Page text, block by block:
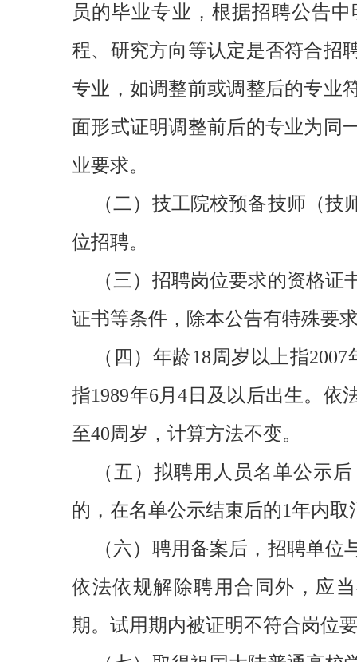
员的毕业专业，根据招聘公告
程、研究方向等认定是否符合招
专业，如调整前或调整后的专业
面形式证明调整前后的专业为同
业要求。
（二）技工院校预备技师（
位招聘。
（三）招聘岗位要求的资格
证书等条件，除本公告有特殊要
（四）年龄18周岁以上指
指1989年6月4日及以后出生。依
至40周岁，计算方法不变。
（五）拟聘用人员名单公示
的，在名单公示结束后的1年内
（六）聘用备案后，招聘单
依法依规解除聘用合同外，应
期。试用期内被证明不符合岗位